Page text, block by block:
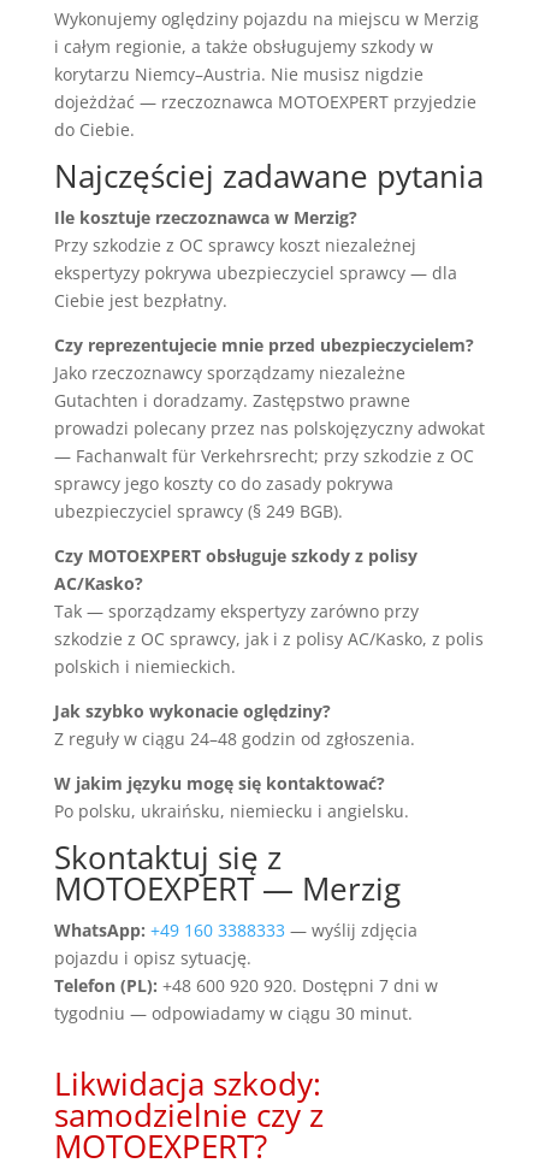
Wykonujemy oględziny pojazdu na miejscu w Merzig
i całym regionie, a także obsługujemy szkody w
korytarzu Niemcy–Austria. Nie musisz nigdzie
dojeżdżać — rzeczoznawca MOTOEXPERT przyjedzie
do Ciebie.
Najczęściej zadawane pytania
Ile kosztuje rzeczoznawca w Merzig?
Przy szkodzie z OC sprawcy koszt niezależnej
ekspertyzy pokrywa ubezpieczyciel sprawcy — dla
Ciebie jest bezpłatny.
Czy reprezentujecie mnie przed ubezpieczycielem?
Jako rzeczoznawcy sporządzamy niezależne
Gutachten i doradzamy. Zastępstwo prawne
prowadzi polecany przez nas polskojęzyczny adwokat
— Fachanwalt für Verkehrsrecht; przy szkodzie z OC
sprawcy jego koszty co do zasady pokrywa
ubezpieczyciel sprawcy (§ 249 BGB).
Czy MOTOEXPERT obsługuje szkody z polisy
AC/Kasko?
Tak — sporządzamy ekspertyzy zarówno przy
szkodzie z OC sprawcy, jak i z polisy AC/Kasko, z polis
polskich i niemieckich.
Jak szybko wykonacie oględziny?
Z reguły w ciągu 24–48 godzin od zgłoszenia.
W jakim języku mogę się kontaktować?
Po polsku, ukraińsku, niemiecku i angielsku.
Skontaktuj się z
MOTOEXPERT — Merzig
WhatsApp: +49 160 3388333 — wyślij zdjęcia
pojazdu i opisz sytuację.
Telefon (PL): +48 600 920 920. Dostępni 7 dni w
tygodniu — odpowiadamy w ciągu 30 minut.
Likwidacja szkody:
samodzielnie czy z
MOTOEXPERT?